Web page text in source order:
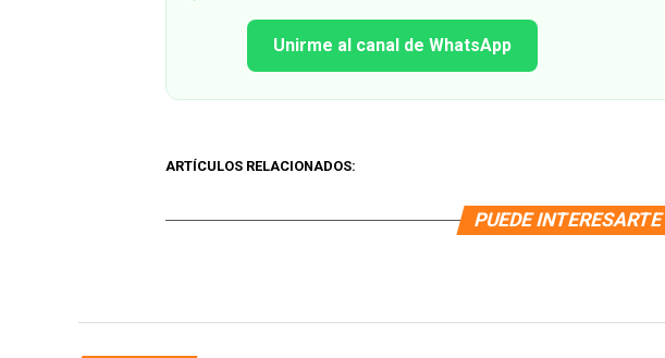
Unirme al canal de WhatsApp
ARTÍCULOS RELACIONADOS:
PUEDE INTERESARTE